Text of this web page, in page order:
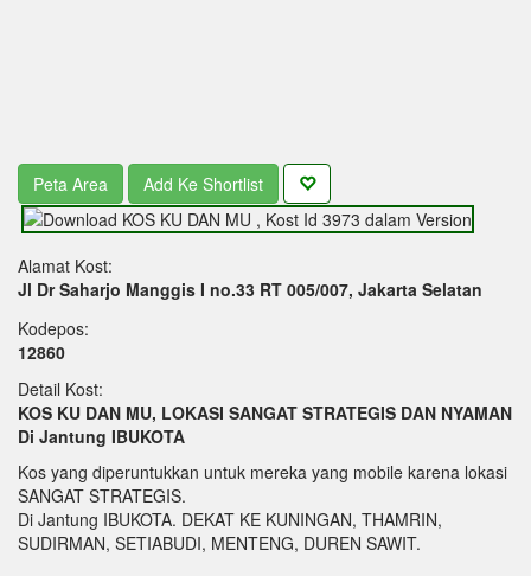
Peta Area Add Ke Shortlist
Alamat Kost:
Jl Dr Saharjo Manggis I no.33 RT 005/007, Jakarta Selatan
Kodepos:
12860
Detail Kost:
KOS KU DAN MU, LOKASI SANGAT STRATEGIS DAN NYAMAN
Di Jantung IBUKOTA
Kos yang diperuntukkan untuk mereka yang mobile karena lokasi
SANGAT STRATEGIS.
Di Jantung IBUKOTA. DEKAT KE KUNINGAN, THAMRIN,
SUDIRMAN, SETIABUDI, MENTENG, DUREN SAWIT.